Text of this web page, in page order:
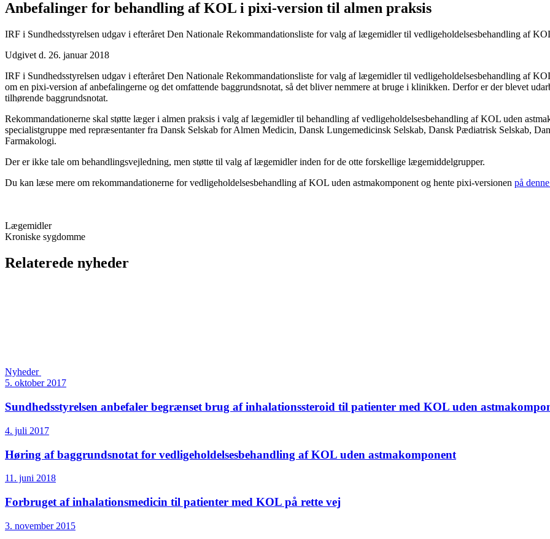
Anbefalinger for behandling af KOL i pixi-version til almen praksis
IRF i Sundhedsstyrelsen udgav i efteråret Den Nationale Rekommandationsliste for valg af lægemidler til vedligeholdelsesbehandling af
Udgivet d. 26. januar 2018
IRF i Sundhedsstyrelsen udgav i efteråret Den Nationale Rekommandationsliste for valg af lægemidler til vedligeholdelsesbehandling af
om en pixi-version af anbefalingerne og det omfattende baggrundsnotat, så det bliver nemmere at bruge i klinikken. Derfor er der blevet
tilhørende baggrundsnotat.
Rekommandationerne skal støtte læger i almen praksis i valg af lægemidler til behandling af vedligeholdelsesbehandling af KOL uden
specialistgruppe med repræsentanter fra Dansk Selskab for Almen Medicin, Dansk Lungemedicinsk Selskab, Dansk Pædiatrisk Selskab,
Farmakologi.
Der er ikke tale om behandlingsvejledning, men støtte til valg af lægemidler inden for de otte forskellige lægemiddelgrupper.
Du kan læse mere om rekommandationerne for vedligeholdelsesbehandling af KOL uden astmakomponent og hente pixi-versionen på
Lægemidler
Kroniske sygdomme
Relaterede nyheder
Nyheder
5. oktober 2017
Sundheds­styrelsen anbefaler begrænset brug af inhalations­steroid til patienter med KOL uden
4. juli 2017
Høring af baggrundsnotat for vedligeholdelses­behandling af KOL uden astmakomponent
11. juni 2018
Forbruget af inhalations­medicin til patienter med KOL på rette vej
3. november 2015